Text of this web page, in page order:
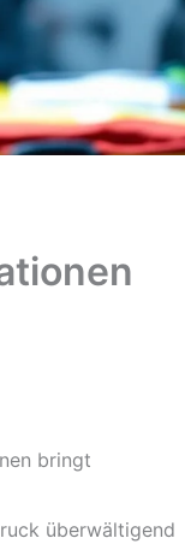
bringt
überwältigend